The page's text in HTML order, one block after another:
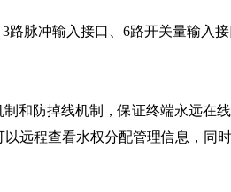
路脉冲输入接口、6路开关量输入
和防掉线机制，保证终端永远在线
远程查看水权分配管理信息，同